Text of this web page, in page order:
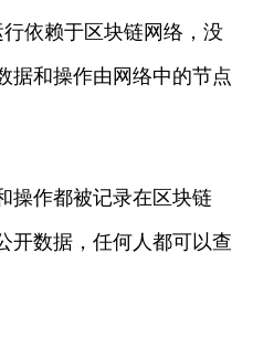
依赖于区块链网络，没
据和操作由网络中的节点
操作都被记录在区块链
开数据，任何人都可以查